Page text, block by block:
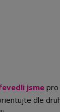
jsmepro
dle